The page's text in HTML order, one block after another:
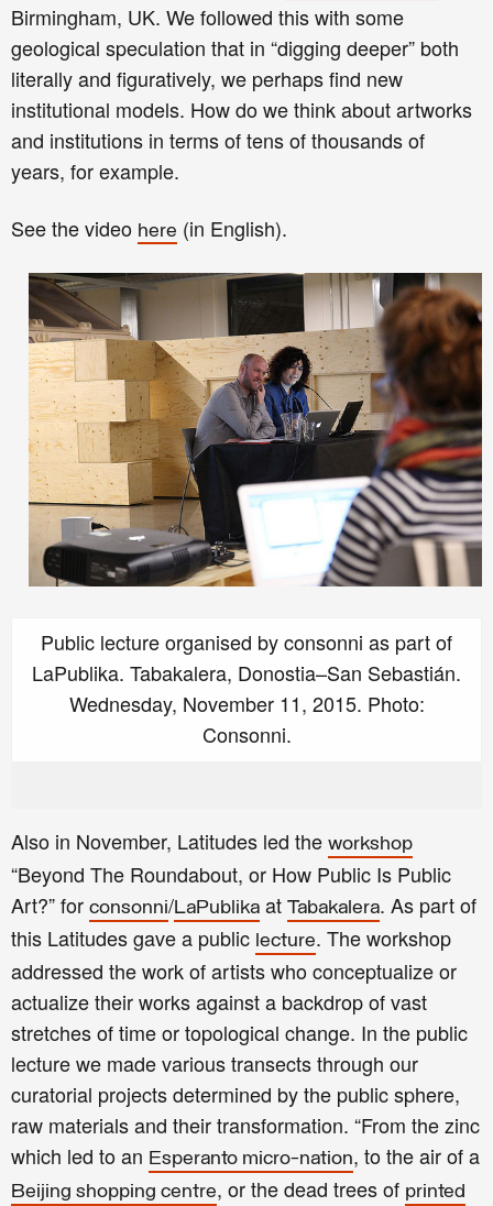
Birmingham, UK. We followed this with some
geological speculation that in “digging deeper” both
literally and figuratively, we perhaps find new
institutional models. How do we think about artworks
and institutions in terms of tens of thousands of
years, for example.
See the video here (in English).
Public lecture organised by consonni as part of
LaPublika. Tabakalera, Donostia–San Sebastián.
Wednesday, November 11, 2015. Photo:
Consonni.
Also in November, Latitudes led the workshop
“Beyond The Roundabout, or How Public Is Public
Art?” for consonni/LaPublika at Tabakalera. As part of
this Latitudes gave a public lecture. The workshop
addressed the work of artists who conceptualize or
actualize their works against a backdrop of vast
stretches of time or topological change. In the public
lecture we made various transects through our
curatorial projects determined by the public sphere,
raw materials and their transformation. “From the zinc
which led to an Esperanto micro-nation, to the air of a
Beijing shopping centre, or the dead trees of printed